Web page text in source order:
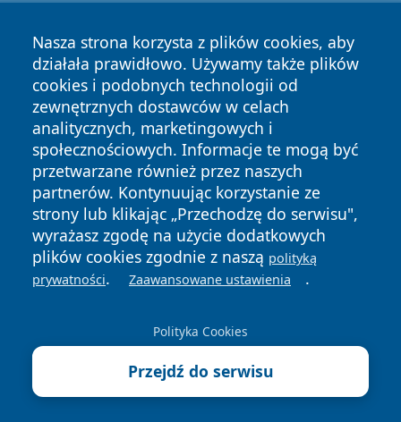
Nasza strona korzysta z plików cookies, aby
działała prawidłowo. Używamy także plików
cookies i podobnych technologii od
zewnętrznych dostawców w celach
analitycznych, marketingowych i
społecznościowych. Informacje te mogą być
przetwarzane również przez naszych
partnerów. Kontynuując korzystanie ze
strony lub klikając „Przechodzę do serwisu",
wyrażasz zgodę na użycie dodatkowych
plików cookies zgodnie z naszą polityką
prywatności. Zaawansowane ustawienia .
Polityka Cookies
Przejdź do serwisu
Copyright © 2026 wrotagrudziadza.pl Wszystkie prawa
zastrzeżone.
News Autorzy
Polityka
Prywatności
Polityka
Cookies